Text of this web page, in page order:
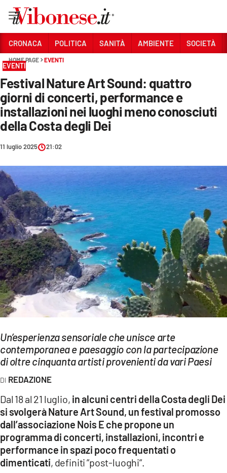
Sezioni
CRONACA
POLITICA
SANITÀ
AMBIENTE
SOCIETÀ
CULTURA
ECONOMIA E LAVORO
EVENTI
SPORT
Streaming
LAC TV
LAC ONAIR
LaC
Network
LACPLAY.IT
LACTV.IT
LACONAIR.IT
LACITYMAG.IT
CRONACA POLITICA SANITÀ AMBIENTE SOCIETÀ
HOME PAGE EVENTI
EVENTI
Festival Nature Art Sound: quattro
giorni di concerti, performance e
installazioni nei luoghi meno conosciuti
della Costa degli Dei
11 luglio 2025 21:02
Un’esperienza sensoriale che unisce arte
contemporanea e paesaggio con la partecipazione
di oltre cinquanta artisti provenienti da vari Paesi
REDAZIONE
Dal 18 al 21 luglio, in alcuni centri della Costa degli Dei
si svolgerà Nature Art Sound, un festival promosso
dall’associazione Nois E che propone un
programma di concerti, installazioni, incontri e
performance in spazi poco frequentati o
dimenticati, definiti ”post-luoghi”.